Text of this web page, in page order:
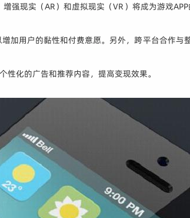
强现实（AR）和虚拟现实（VR）将成为游戏
用户的黏性和付费意愿。另外，跨平台合作与
化的广告和推荐内容，提高变现效果。